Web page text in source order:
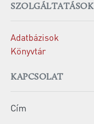
SZOLGÁLTATÁSOK
Adatbázisok
Könyvtár
KAPCSOLAT
Cím